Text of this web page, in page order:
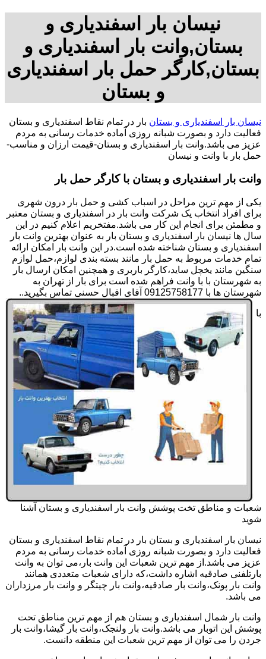
نیسان بار اسفندیاری و
بستان,وانت بار اسفندیاری و
بستان,کارگر حمل بار اسفندیاری
و بستان
نیسان بار اسفندیاری و بستان بار در تمام نقاط اسفندیاری و بستان
فعالیت دارد و بصورت شبانه روزی آماده خدمات رسانی به مردم
عزیز می باشد.وانت بار اسفندیاری و بستان-قیمت ارزان و مناسب-
حمل بار با وانت و نیسان
وانت بار اسفندیاری و بستان با کارگر حمل بار
یکی از مهم ترین مراحل در اسباب کشی و حمل بار درون شهری
برای افراد انتخاب یک شرکت وانت بار در اسفندیاری و بستان معتبر
و مطمئن برای انجام این کار می باشد.مفتخریم اعلام کنیم در این
سال ها نیسان بار اسفندیاری و بستان بار به عنوان بهترین وانت بار
اسفندیاری و بستان شناخته شده است.در این وانت بار امکان ارائه
تمام خدمات مربوط به حمل بار مانند بسته بندی لوازم،حمل لوازم
سنگین مانند یخچل ساید،کارگر باربری و همچنین امکان ارسال بار
به شهرستان با با وانت فراهم شده است برای بار از تهران به
شهرستان ها با 09125758177 آقای اقبال حسنی تماس بگیرید..
با
شعبات و مناطق تخت پوشش وانت بار اسفندیاری و بستان آشنا
شوید
نیسان بار اسفندیاری و بستان بار در تمام نقاط اسفندیاری و بستان
فعالیت دارد و بصورت شبانه روزی آماده خدمات رسانی به مردم
عزیز می باشد.از مهم ترین شعبات این وانت بار،می توان به وانت
بارتلفنی صادقیه اشاره داشت،که دارای شعبات متعددی همانند
وانت بار پونک،وانت بار صادقیه،وانت بار چیتگر و وانت بار مرزداران
می باشد.
وانت بار شمال اسفندیاری و بستان هم از مهم ترین مناطق تحت
پوشش این اتوبار می باشد.وانت بار ولنجک،وانت بار گیشا،وانت بار
جردن را می توان از مهم ترین شعبات این منطقه دانست.